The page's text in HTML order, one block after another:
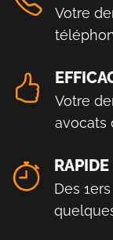
Votre
Votre
avocats
RAPIDE
Des